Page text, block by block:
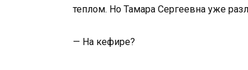
теплом. Но Тамара Сергеевна уже
— На кефире?